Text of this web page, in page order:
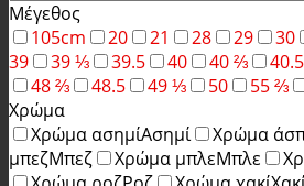
Μέγεθος
105cm
20 21 28 29 30
39
39 ⅓ 39.5 40 40 ⅔ 40.5
48 ⅔
48.5 49 ⅓ 50 55 ⅔
Χρώμα
Χρώμα ασημίΑσημί Χρώμα
μπεζΜπεζ Χρώμα μπλεΜπλε